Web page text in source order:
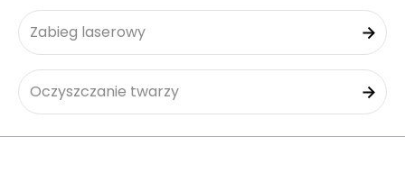
Zabieg laserowy
Oczyszczanie twarzy